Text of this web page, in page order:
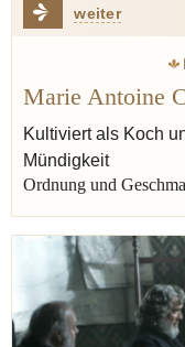
weiter
Alexandre Dumas
Europa
Marie Antoine
Kultiviert als Koch
Mündigkeit
Ordnung und